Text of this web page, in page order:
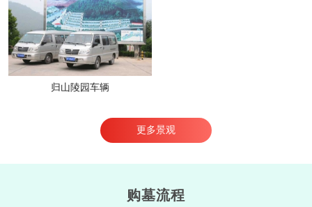
归山陵园车辆
更多景观
购墓流程